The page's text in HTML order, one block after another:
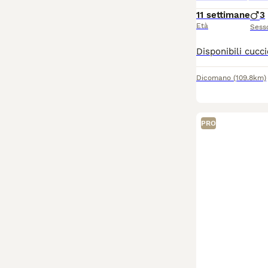
11 settimane
Età
3
Dicomano (109.8km)
PRO